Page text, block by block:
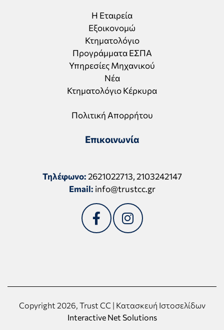
Η Εταιρεία
Εξοικονομώ
Κτηματολόγιο
Προγράμματα ΕΣΠΑ
Υπηρεσίες Μηχανικού
Νέα
Κτηματολόγιο Κέρκυρα
Πολιτική Απορρήτου
Επικοινωνία
Τηλέφωνο:2621022713,2103242147
Email: info@trustcc.gr
Copyright 2026, Trust CC | Κατασκευή Ιστοσελίδων
Interactive Net Solutions